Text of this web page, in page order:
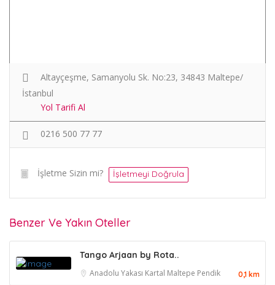
Altayçeşme, Samanyolu Sk. No:23, 34843 Maltepe/
İstanbul
Yol Tarifi Al
0216 500 77 77
İşletme Sizin mi? İşletmeyi Doğrula
Benzer Ve Yakın Oteller
Tango Arjaan by Rota..
Anadolu Yakası Kartal Maltepe Pendik 0,1 km